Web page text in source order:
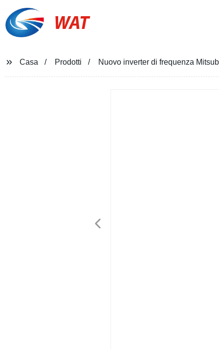
WAT
Casa Prodotti Nuovo inverter di frequenza